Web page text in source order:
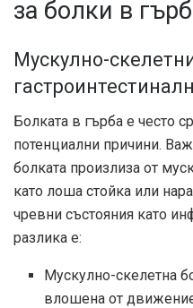
за болки в
Мускулно-
Болката в гърба е често
потенциални причини.
болката произлиза от
като лоша стойка или
чревни състояния като
разлика е:
Мускулно-скелетна
влошена от